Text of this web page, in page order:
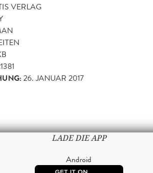
VERLAG
26. JANUAR 2017
LADE DIE APP
Android